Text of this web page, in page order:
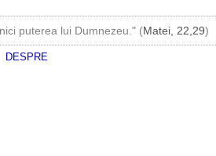
puterea lui Dumnezeu." (Matei, 22,29)
DESPRE